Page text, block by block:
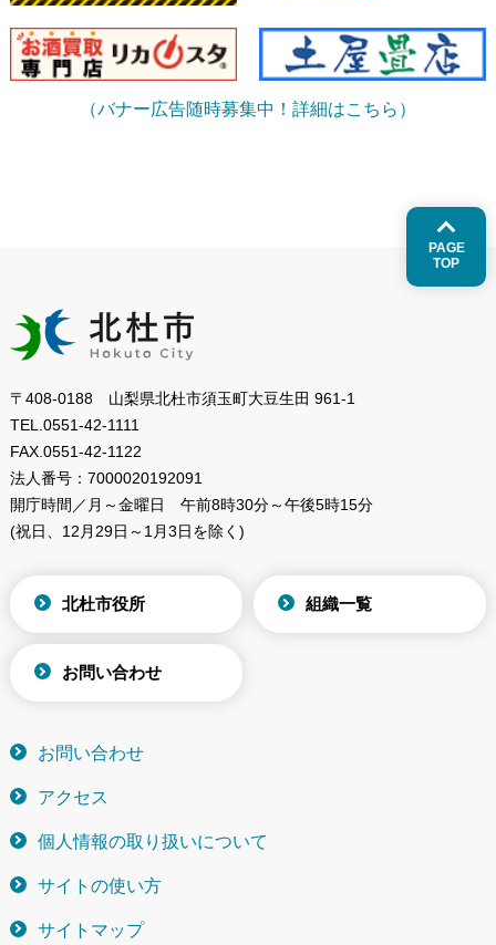
（バナー広告随時募集中！詳細はこちら）
PAGE
TOP
〒408-0188 山梨県北杜市須玉町大豆生田 961-1
TEL. 0551-42-1111
FAX. 0551-42-1122
法人番号： 7000020192091
開庁時間／月～金曜日
午前8時30分～午後5時15分
(祝日、12月29日～1月3日を除く)
北杜市役所 組織一覧
お問い合わせ
お問い合わせ
アクセス
個人情報の取り扱いについて
サイトの使い方
サイトマップ